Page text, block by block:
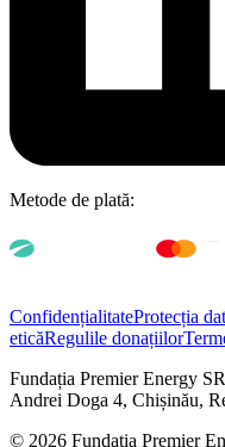
Metode de plată:
ConfidențialitateProtecția
eticăRegulile donațiilor
Fundația Premier Energy
Andrei Doga 4, Chișinău,
© 2026 Fundația Premier